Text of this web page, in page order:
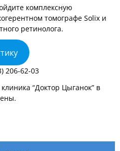
комплексную
томографе Solix и
ретинолога.
206-62-03
“Доктор Цыганок” в